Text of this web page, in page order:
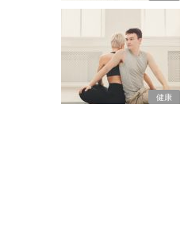
健康